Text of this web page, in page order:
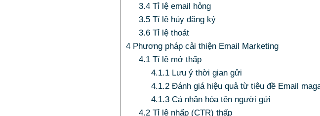
3.4Tỉ lệ email hỏng
3.5Tỉ lệ hủy đăng ký
3.6Tỉ lệ thoát
4 Phương pháp cải thiện Email Marketing
4.1Tỉ lệ mở thấp
4.1.1 Lưu ý thời gian gửi
4.1.2 Đánh giá hiệu quả từ tiêu đề Email
4.1.3 Cá nhân hóa tên người gửi
4.2Tỉ lệ nhấp (CTR) thấp